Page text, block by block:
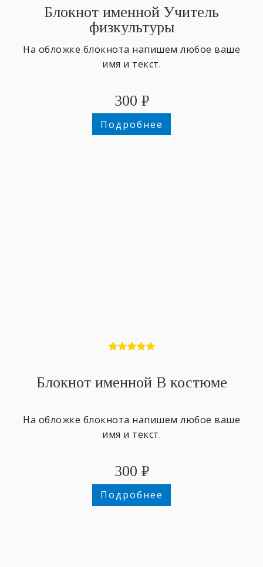
Блокнот именной Учитель
физкультуры
На обложке блокнота напишем любое ваше
имя и текст.
300 ₽
Подробнее
Блокнот именной В костюме
На обложке блокнота напишем любое ваше
имя и текст.
300 ₽
Подробнее